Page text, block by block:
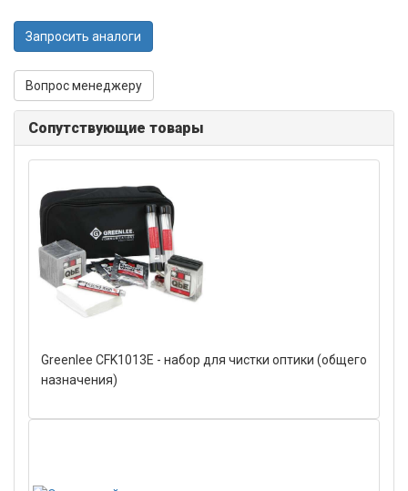
Запросить аналоги
Вопрос менеджеру
Сопутствующие товары
Greenlee CFK1013E - набор для чистки оптики (общего
назначения)